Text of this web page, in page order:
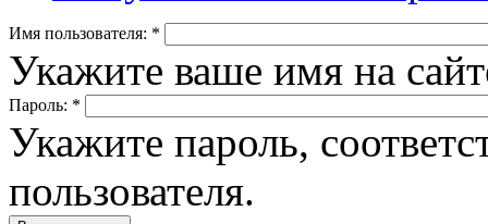
Имя пользователя: *
Укажите ваше имя на
Пароль: *
Укажите пароль,
пользователя.